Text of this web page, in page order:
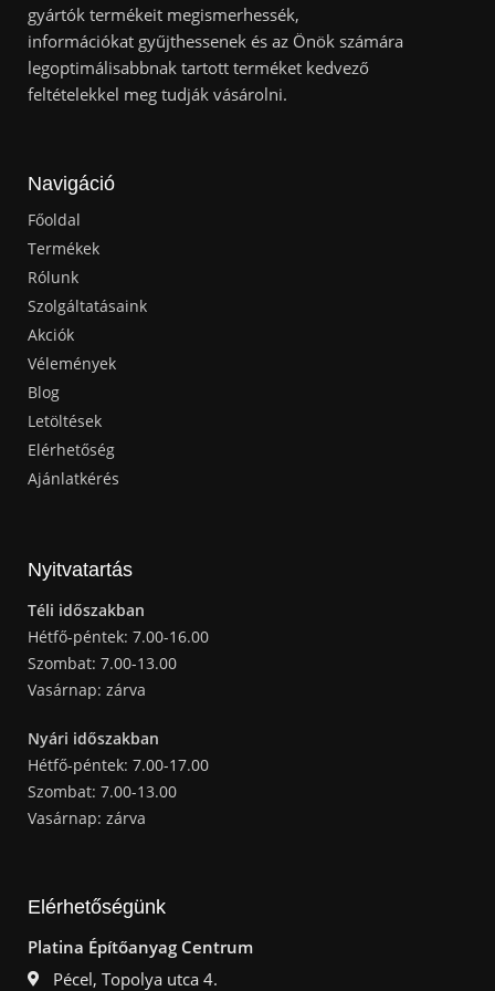
gyártók termékeit megismerhessék,
információkat gyűjthessenek és az Önök számára
legoptimálisabbnak tartott terméket kedvező
feltételekkel meg tudják vásárolni.
Navigáció
Főoldal
Termékek
Rólunk
Szolgáltatásaink
Akciók
Vélemények
Blog
Letöltések
Elérhetőség
Ajánlatkérés
Nyitvatartás
Téli időszakban
Hétfő-péntek: 7.00-16.00
Szombat: 7.00-13.00
Vasárnap: zárva
Nyári időszakban
Hétfő-péntek: 7.00-17.00
Szombat: 7.00-13.00
Vasárnap: zárva
Elérhetőségünk
Platina Építőanyag Centrum
Pécel, Topolya utca 4.